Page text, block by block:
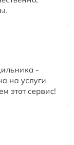
-
на услуги
этот сервис!